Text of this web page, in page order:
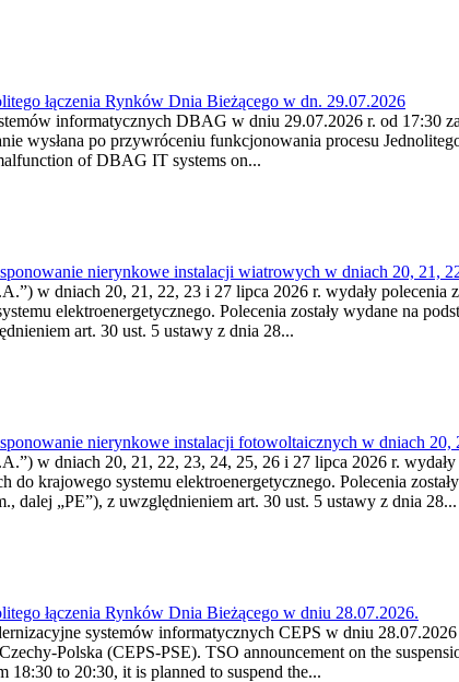
łączenia Rynków Dnia Bieżącego w dn. 29.07.2026
informatycznych DBAG w dniu 29.07.2026 r. od 17:30
wysłana po przywróceniu funkcjonowania procesu
of DBAG IT systems on...
nierynkowe instalacji wiatrowych w dniach 20, 21,
w dniach 20, 21, 22, 23 i 27 lipca 2026 r. wydały
elektroenergetycznego. Polecenia zostały wydane na
art. 30 ust. 5 ustawy z dnia 28...
nierynkowe instalacji fotowoltaicznych w dniach 20,
w dniach 20, 21, 22, 23, 24, 25, 26 i 27 lipca 2026 r.
do krajowego systemu elektroenergetycznego. Polecenia
dalej „PE”), z uwzględnieniem art. 30 ust. 5 ustawy z dnia 28...
łączenia Rynków Dnia Bieżącego w dniu 28.07.2026.
systemów informatycznych CEPS w dniu
Polska (CEPS-PSE). TSO announcement on the
to 20:30, it is planned to suspend the...